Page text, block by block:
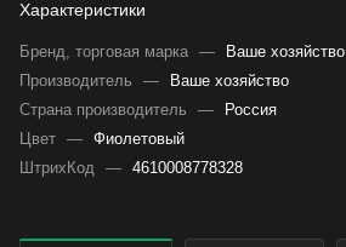
Характеристики
Бренд, торговая марка —
Ваше хозяйство
Производитель
—
Ваше хозяйство
Страна производитель
—
Россия
Цвет — Фиолетовый
ШтрихКод — 4610008778328